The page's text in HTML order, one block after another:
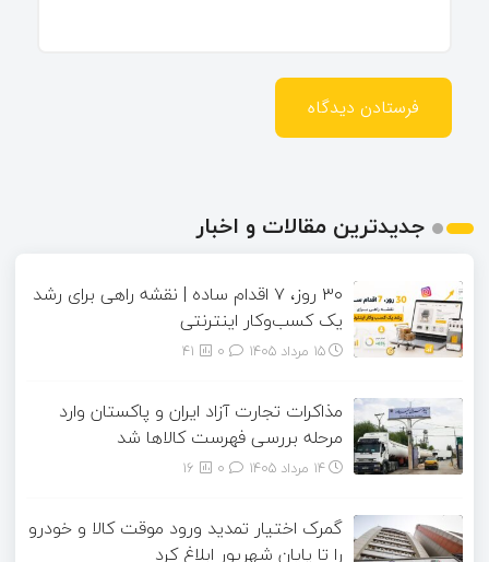
جدیدترین مقالات و اخبار
۳۰ روز، ۷ اقدام ساده | نقشه راهی برای رشد
یک کسب‌وکار اینترنتی
15 مرداد 1405 41
مذاکرات تجارت آزاد ایران و پاکستان وارد
مرحله بررسی فهرست کالاها شد
14 مرداد 1405 16
گمرک اختیار تمدید ورود موقت کالا و خودرو
را تا پایان شهریور ابلاغ کرد